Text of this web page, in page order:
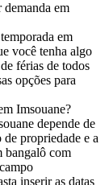
em
em
você tenha algo
férias de todos
opções para
Imsouane?
depende de
propriedade e a
bangalô com
inserir as datas